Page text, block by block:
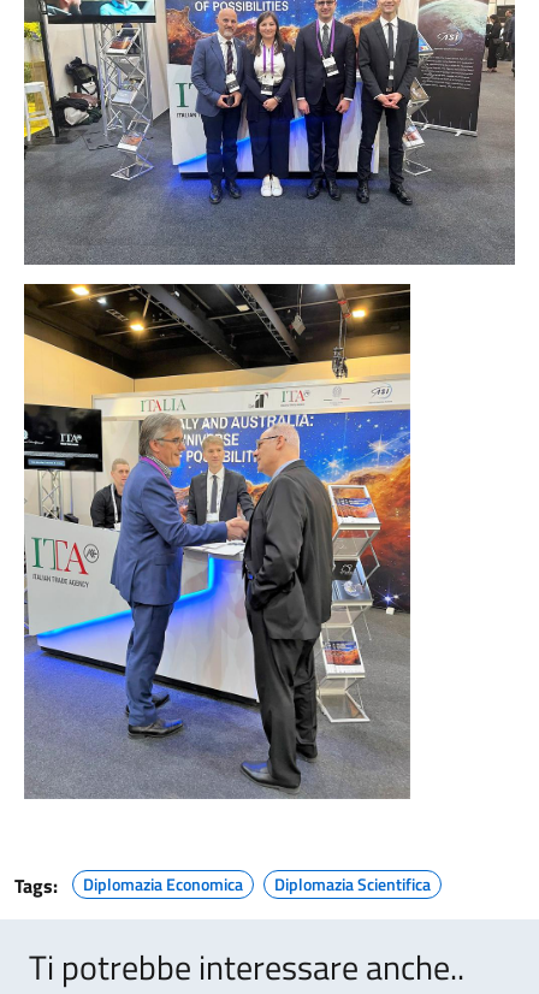
Tags: Diplomazia Economica Diplomazia Scientifica
Ti potrebbe interessare anche..